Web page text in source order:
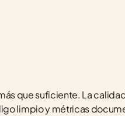
que suficiente. La
limpio y métricas